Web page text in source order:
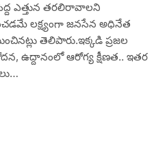
ఎత్తున తరలిరావాలని
లక్ష్యంగా జనసేన అధినేత
తెలిపారు.ఇక్కడి ప్రజల
ఉద్దానంలో ఆరోగ్య క్షీణత.. ఇతర